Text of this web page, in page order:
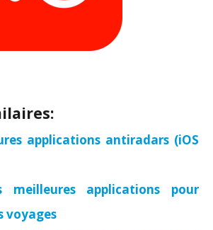
applications antiradars (iOS
meilleures applications pour
voyages